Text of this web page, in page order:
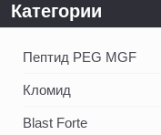
Категории
Пептид PEG MGF
Кломид
Blast Forte